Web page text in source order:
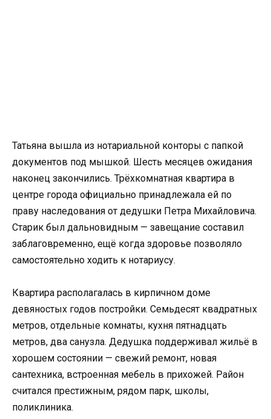
Татьяна вышла из нотариальной конторы с папкой
документов под мышкой. Шесть месяцев ожидания
наконец закончились. Трёхкомнатная квартира в
центре города официально принадлежала ей по
праву наследования от дедушки Петра Михайловича.
Старик был дальновидным — завещание составил
заблаговременно, ещё когда здоровье позволяло
самостоятельно ходить к нотариусу.
Квартира располагалась в кирпичном доме
девяностых годов постройки. Семьдесят квадратных
метров, отдельные комнаты, кухня пятнадцать
метров, два санузла. Дедушка поддерживал жильё в
хорошем состоянии — свежий ремонт, новая
сантехника, встроенная мебель в прихожей. Район
считался престижным, рядом парк, школы,
поликлиника.